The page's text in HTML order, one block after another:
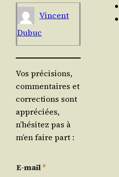
Vincent
Dubuc
Vos précisions,
commentaires et
corrections sont
appréciées,
n’hésitez pas à
m’en faire part :
E-mail*